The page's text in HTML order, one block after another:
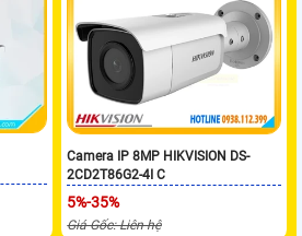
Camera IP 8MP HIKVISION DS-
2CD2T86G2-4I C
5%-35%
Giá Gốc: Liên hệ